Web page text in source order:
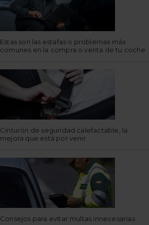
Estas son las estafas o problemas más
comunes en la compra o venta de tu coche
Cinturón de seguridad calefactable, la
mejora que está por venir
Consejos para evitar multas innecesarias